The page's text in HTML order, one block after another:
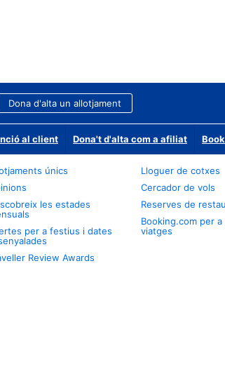
Dona d'alta un allotjament
al client Dona't d'alta com a afiliat
únics
les estades
per a festius i dates
Review Awards
Lloguer de cotxes
Cercador de vols
Reserves de
Booking.com per
viatges